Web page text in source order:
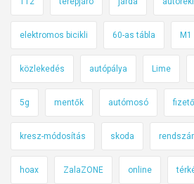
l
l
v
i
n
n
i
h
elektromos bicikli 60-as tábla M1
közlekedés autópálya Lime
5g mentők autómosó
kresz-módosítás skoda
hoax ZalaZONE online